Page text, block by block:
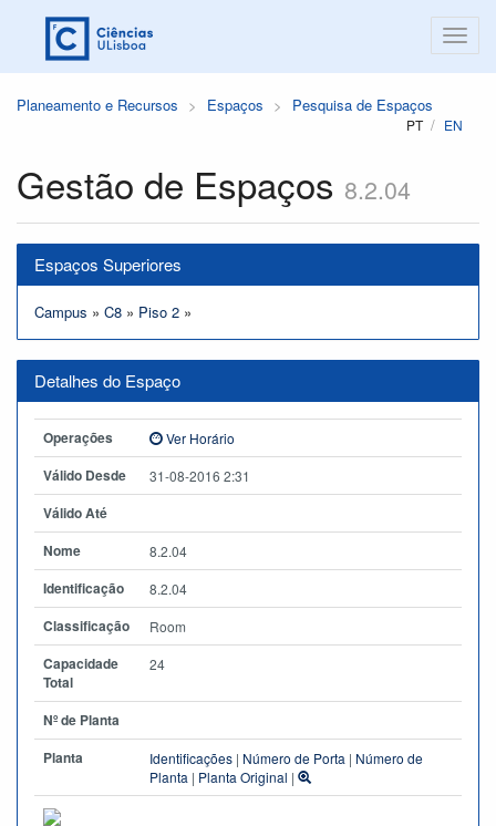
Planeamento e Recursos Espaços Pesquisa de Espaços
PT EN
Gestão de Espaços 8.2.04
Espaços Superiores
Campus » C8 » Piso 2 »
Detalhes do Espaço
Operações Ver Horário
Válido Desde 31-08-2016 2:31
Válido Até
Nome
8.2.04
Identificação 8.2.04
Classificação Room
Capacidade
Total
24
Nº de Planta
Planta
Identificações | Número de Porta | Número de
Planta | Planta Original |